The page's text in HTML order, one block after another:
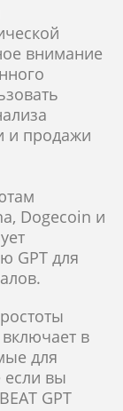
внимание
и продажи
Dogecoin и
GPT для
включает в
для
если вы
GPT